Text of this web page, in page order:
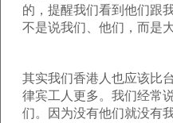
的，提醒我们看到他们跟
不是说我们、他们，而是
其实我们香港人也应该比
律宾工人更多。我们经常
们。因为没有他们就没有